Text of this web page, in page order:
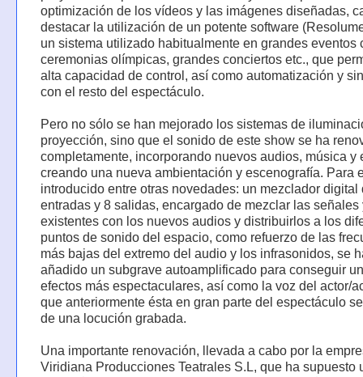
optimización de los vídeos y las imágenes diseñadas,
destacar la utilización de un potente software
un sistema utilizado habitualmente en grandes eventos
ceremonias olímpicas, grandes conciertos etc., que
alta capacidad de control, así como automatización y
con el resto del espectáculo.
Pero no sólo se han mejorado los sistemas de
proyección, sino que el sonido de este show se ha
completamente, incorporando nuevos audios, música y
creando una nueva ambientación y escenografía. Para
introducido entre otras novedades: un mezclador digital
entradas y 8 salidas, encargado de mezclar las señales
existentes con los nuevos audios y distribuirlos a los
puntos de sonido del espacio, como refuerzo de las
más bajas del extremo del audio y los infrasonidos, se
añadido un subgrave autoamplificado para conseguir
efectos más espectaculares, así como la voz del actor/
que anteriormente ésta en gran parte del espectáculo
de una locución grabada.
Una importante renovación, llevada a cabo por la
Viridiana Producciones Teatrales S.L, que ha supuesto